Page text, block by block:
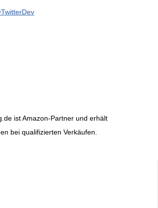
ist Amazon-Partner und erhält
bei qualifizierten Verkäufen.